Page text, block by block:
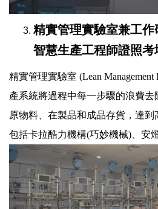
精實管理實驗室兼工
智慧生產工程師證照考
精實管理實驗室 (Lean
產系統將過程中每一步驟的浪費
原物料、在製品和成品存貨，達到
包括卡拉酷力機構(巧妙機械)、安